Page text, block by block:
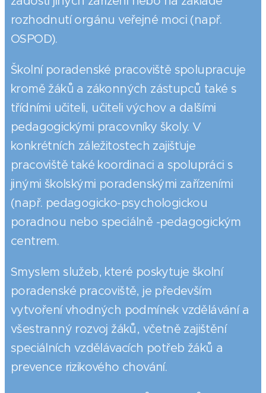
rozhodnutí orgánu veřejné moci (např.
OSPOD).
Školní poradenské pracoviště spolupracuje
kromě žáků a zákonných zástupců také s
třídními učiteli, učiteli výchov a dalšími
pedagogickými pracovníky školy. V
konkrétních záležitostech zajišťuje
pracoviště také koordinaci a spolupráci s
jinými školskými poradenskými zařízeními
(např. pedagogicko-psychologickou
poradnou nebo speciálně -pedagogickým
centrem.
Smyslem služeb, které poskytuje školní
poradenské pracoviště, je především
vytvoření vhodných podmínek vzdělávání a
všestranný rozvoj žáků, včetně zajištění
speciálních vzdělávacích potřeb žáků a
prevence rizikového chování.